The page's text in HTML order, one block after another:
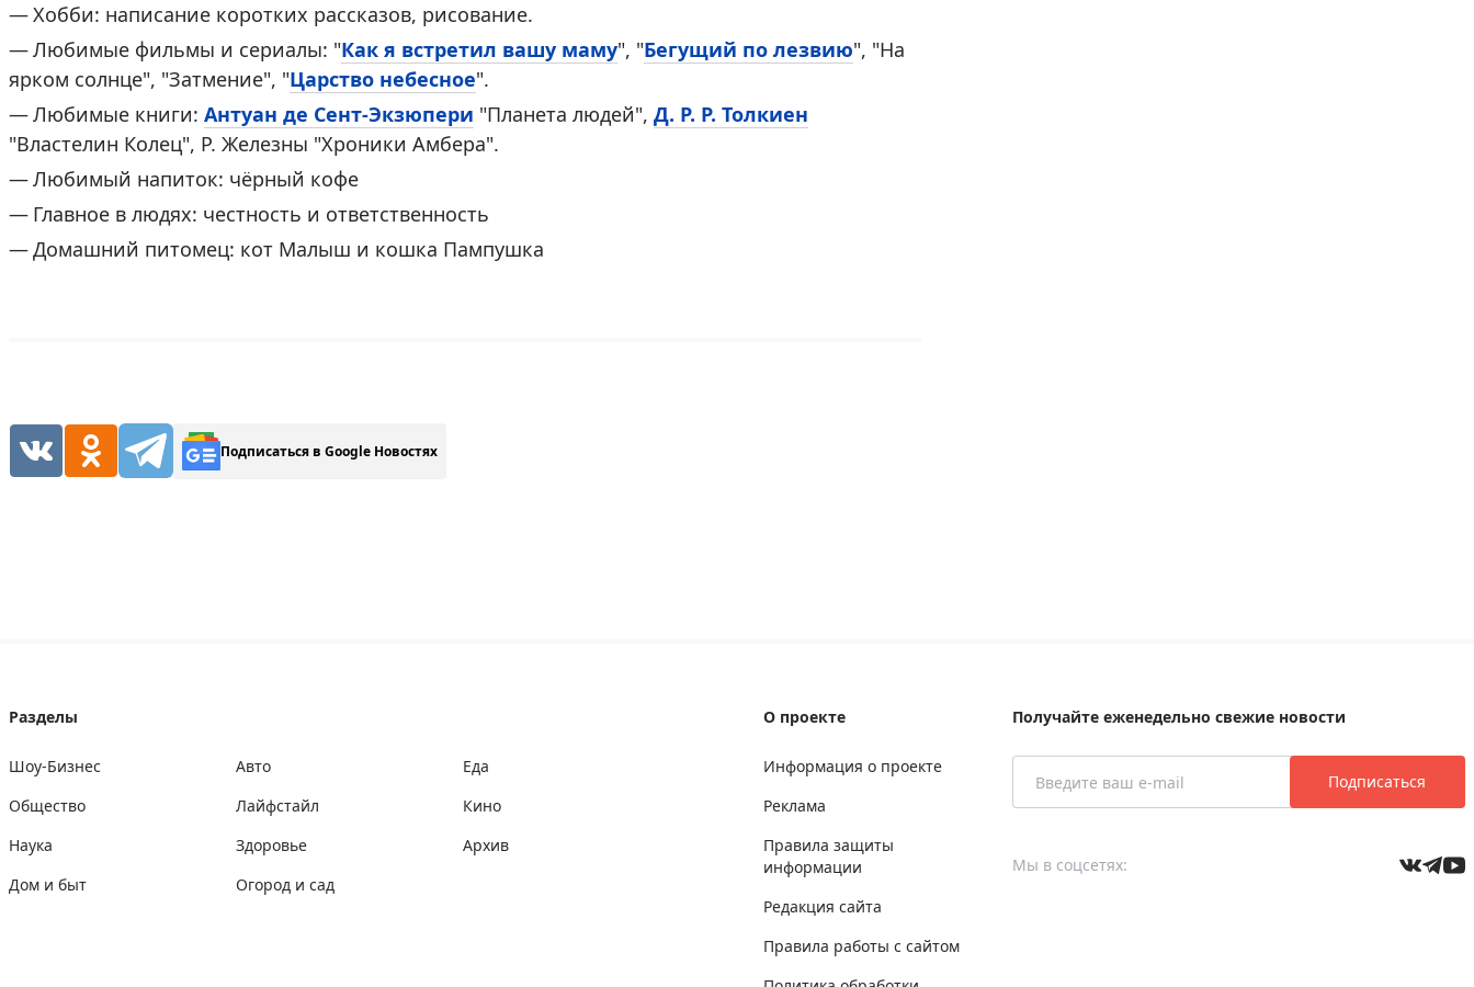
Хобби: написание коротких рассказов, рисование.
Любимые фильмы и сериалы: "Как я встретил вашу маму", "Бегущий по лезвию", "На
ярком солнце", "Затмение", "Царство небесное".
Любимые книги: Антуан де Сент-Экзюпери "Планета людей", Д. Р. Р. Толкиен
"Властелин Колец", Р. Железны "Хроники Амбера".
Любимый напиток: чёрный кофе
Главное в людях: честность и ответственность
Домашний питомец: кот Малыш и кошка Пампушка
Подписаться в Google Новостях
Разделы
Шоу-Бизнес
Общество
Наука
Дом и быт
Авто
Лайфстайл
Здоровье
Огород и сад
Еда
Кино
Архив
О проекте
Информация о проекте
Реклама
Правила защиты
информации
Редакция сайта
Правила работы с сайтом
Получайте еженедельно свежие новости
Подписаться
Мы в соцсетях: